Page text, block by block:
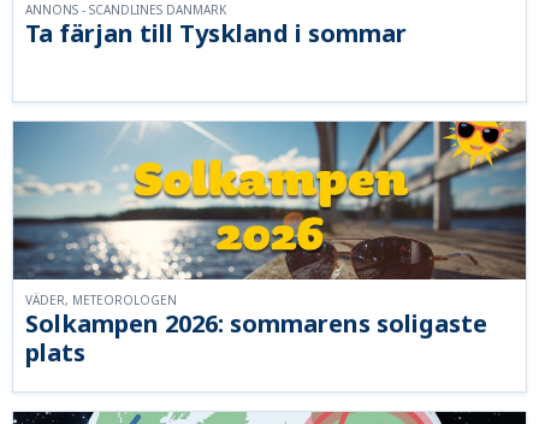
Ta färjan till Tyskland i sommar
ANNONS - SCANDLINES DANMARK
Solkampen 2026: sommarens soligaste
plats
VÄDER, METEOROLOGEN